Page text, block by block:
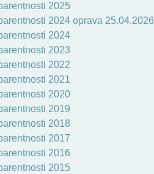
2025
2024 oprava 25.04.2026
2024
2023
2022
2021
2020
2019
2018
2017
2016
2015